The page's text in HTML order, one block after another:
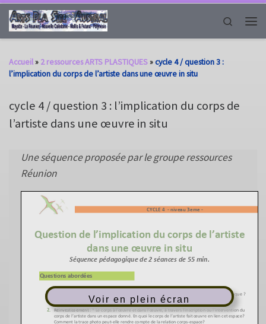
Passer au contenu
Search
Accueil» 2 ressources ARTS PLASTIQUES»cycle 4 / question 3 :
l’implication du corps de l’artiste dans une œuvre in situ
cycle 4 / question 3 : l’implication du corps de
l’artiste dans une œuvre in situ
Une séquence proposée par le groupe ressources
Réunion
Voir en plein écran